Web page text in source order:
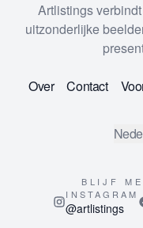
Artlistings
uitzonderlijke
Over Contact
BLIJF
INSTAGRAM
@artlistings